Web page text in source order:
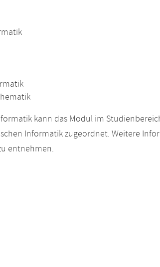
kann das Modul im
Informatik zugeordnet. Weitere
entnehmen.